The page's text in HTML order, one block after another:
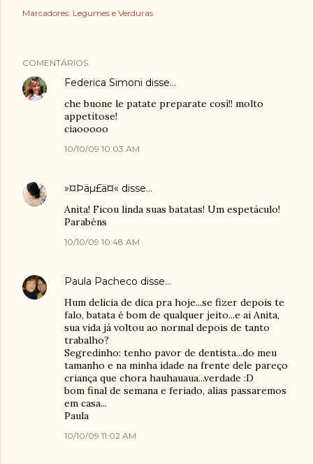
Marcadores: Legumes e Verduras
COMENTÁRIOS
Federica Simoni disse…
che buone le patate preparate così!! molto
appetitose!
ciaooooo
10/10/09 10:03 AM
»¤Þäµ£ä¤« disse…
Anita! Ficou linda suas batatas! Um espetáculo!
Parabéns
10/10/09 10:48 AM
Paula Pacheco disse…
Hum delicia de dica pra hoje...se fizer depois te
falo, batata é bom de qualquer jeito...e ai Anita,
sua vida já voltou ao normal depois de tanto
trabalho?
Segredinho: tenho pavor de dentista...do meu
tamanho e na minha idade na frente dele pareço
criança que chora hauhauaua...verdade :D
bom final de semana e feriado, alias passaremos
em casa...
Paula
10/10/09 11:02 AM